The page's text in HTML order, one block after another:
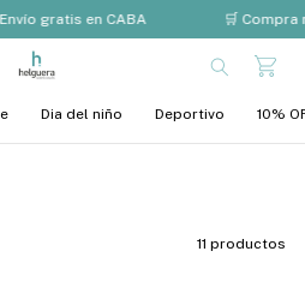
gratis en CABA 🛒 Compra
Dia del niño Deportivo 10%
11 productos